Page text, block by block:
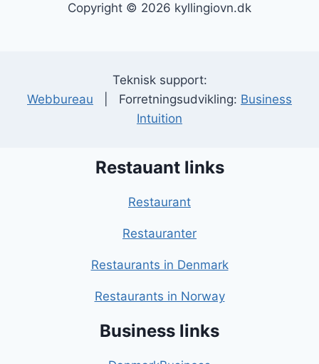
Copyright © 2026 kyllingiovn.dk
Teknisk support:
Webbureau | Forretningsudvikling: Business
Intuition
Restauant links
Restaurant
Restauranter
Restaurants in Denmark
Restaurants in Norway
Business links